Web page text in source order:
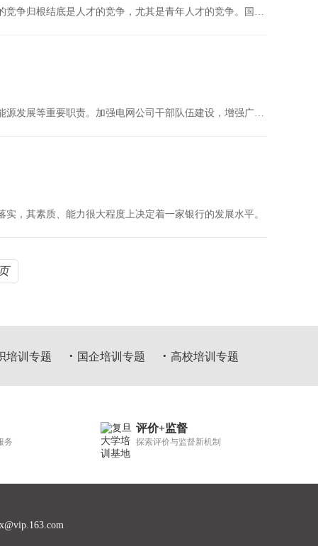
在高质量发展、新发展阶段、新发展理念、新发展格局的市场经济环境下，企业之间的竞争归根结底是人才的竞争，尤其是青年人才的竞争。国有企业青年员工培训体系应该与国有企业的发展方向保持一致，除了要提高青年员工的业务水平，还要在培训体系中体现自身的企业文…
电网公司作为关系国民经济命脉的重点企业，承担着保障特大型电网安全、促进清洁能源发展等重要职责。加强电网公司干部队伍建设，增强广大干部执业的责任感和使命感，是打造具有“枢纽型、平台型、共享型”特征的现代企业的重要保障。
，其素质、能力很大程度上决定着一家银行的发展水平。
培训专题 国企培训专题 高校培训专题
务
评价+监督
探索评价与监督新机制